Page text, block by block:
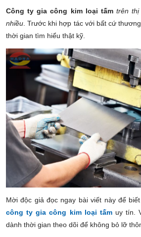
Công ty gia công kim loại tấm trên
nhiều . Trước khi hợp tác với bất cứ
thời gian tìm hiểu thật kỹ.
Mời độc giả đọc ngay bài viết này để
công ty gia công kim loại tấmuy tín.
dành thời gian theo dõi để không bỏ lỡ